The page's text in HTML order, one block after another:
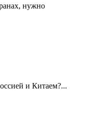
нужно
и Китаем?...